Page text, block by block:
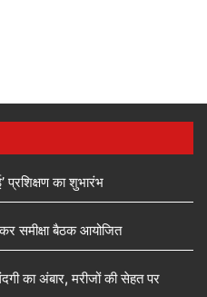
प्रशिक्षण का शुभारंभ
समीक्षा बैठक आयोजित
का अंबार, मरीजों की सेहत पर